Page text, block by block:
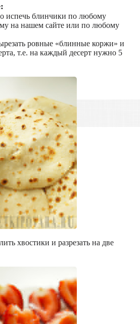
испечь блинчики по любому
на нашем сайте или по любому
ровные «блинные коржи» и
т.е. на каждый десерт нужно 5
хвостики и разрезать на две